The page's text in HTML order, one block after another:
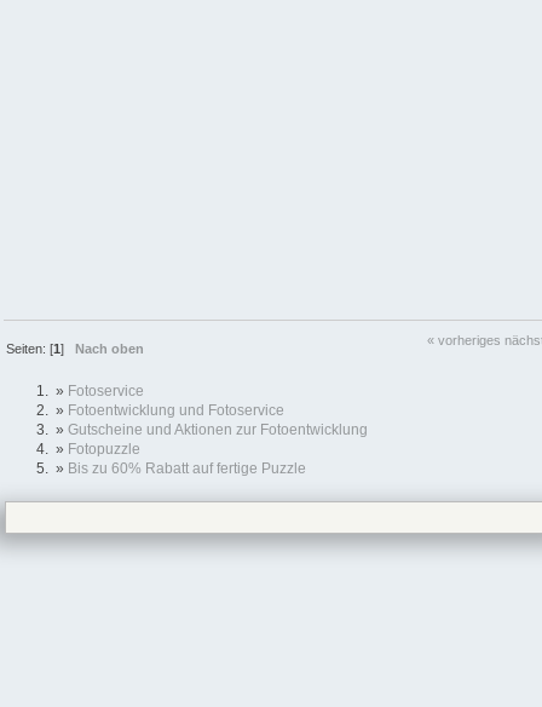
Seiten: [1]Nach oben
« vorheriges
» Fotoservice
» Fotoentwicklung und Fotoservice
» Gutscheine und Aktionen zur Fotoentwicklung
» Fotopuzzle
» Bis zu 60% Rabatt auf fertige Puzzle